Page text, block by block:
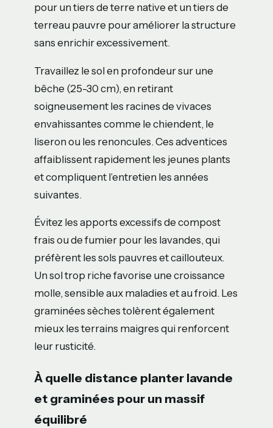
pour un tiers de terre native et un tiers de
terreau pauvre pour améliorer la structure
sans enrichir excessivement.
Travaillez le sol en profondeur sur une
bêche (25-30 cm), en retirant
soigneusement les racines de vivaces
envahissantes comme le chiendent, le
liseron ou les renoncules. Ces adventices
affaiblissent rapidement les jeunes plants
et compliquent l’entretien les années
suivantes.
Évitez les apports excessifs de compost
frais ou de fumier pour les lavandes, qui
préfèrent les sols pauvres et caillouteux.
Un sol trop riche favorise une croissance
molle, sensible aux maladies et au froid. Les
graminées sèches tolèrent également
mieux les terrains maigres qui renforcent
leur rusticité.
À quelle distance planter lavande
et graminées pour un massif
équilibré